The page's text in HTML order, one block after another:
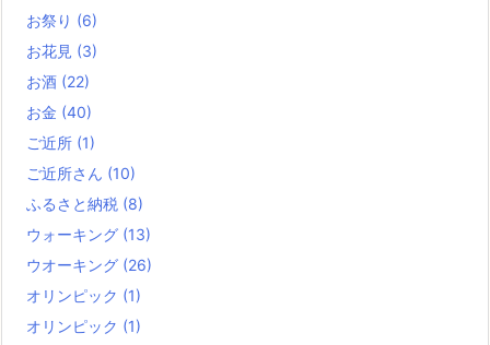
お祭り (6)
お花見 (3)
お酒 (22)
お金 (40)
ご近所 (1)
ご近所さん (10)
ふるさと納税 (8)
ウォーキング (13)
ウオーキング (26)
オリンピック (1)
オリンピック (1)